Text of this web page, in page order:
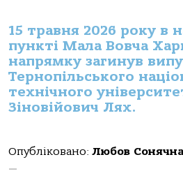
15 травня 2026 року в
пункті Мала Вовча
напрямку загинув
Тернопільського
технічного
Зіновійович Лях.
Опубліковано: Любов
—